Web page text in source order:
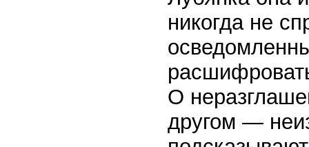
никогда не
О
другом —